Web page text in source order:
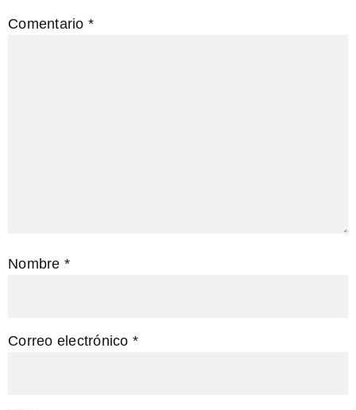
Comentario *
Nombre *
Correo electrónico *